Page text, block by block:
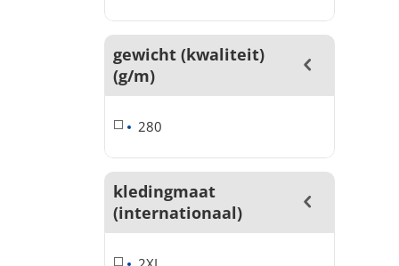
gewicht (kwaliteit)
(g/m)
280
kledingmaat
(internationaal)